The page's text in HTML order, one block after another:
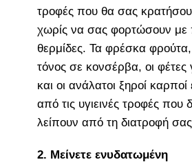
τροφές που θα σας
χωρίς να σας φορτώσουν με
θερμίδες. Τα φρέσκα
τόνος σε κονσέρβα, οι
και οι ανάλατοι ξηροί καρποί
από τις υγιεινές τροφές που
λείπουν από τη διατροφή
2. Μείνετε ενυδατωμένη